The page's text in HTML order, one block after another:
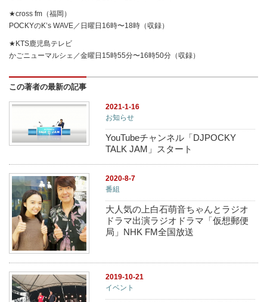
★cross fm（福岡）
POCKYのK’s WAVE／日曜日16時〜18時（収録）
★KTS鹿児島テレビ
かごニューマルシェ／金曜日15時55分〜16時50分（収録）
この著者の最新の記事
2021-1-16
お知らせ
YouTubeチャンネル「DJPOCKY
TALK JAM」スタート
2020-8-7
番組
大人気の上白石萌音ちゃんとラジオ
ドラマ出演ラジオドラマ「仮想郵便
局」NHK FM全国放送
2019-10-21
イベント